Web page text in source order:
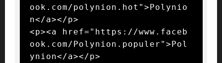
ook.com/polynion.hot">Polynio
n</a></p>
<p><a href="https://www.faceb
ook.com/Polynion.populer">Pol
ynion</a></p>